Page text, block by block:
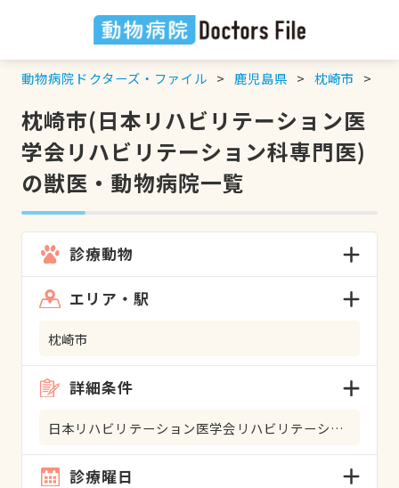
動物病院ドクターズ・ファイル 鹿児島県 枕崎市
枕崎市(日本リハビリテーション医
学会リハビリテーション科専門医)
の獣医・動物病院一覧
診療動物
エリア・駅
枕崎市
詳細条件
日本リハビリテーション医学会リハビリテーション科専門医
診療曜日